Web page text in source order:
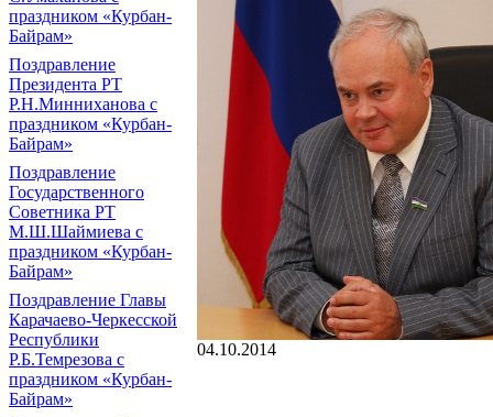
праздником «Курбан-
Байрам»
Поздравление
Президента РТ
Р.Н.Минниханова с
праздником «Курбан-
Байрам»
Поздравление
Государственного
Советника РТ
М.Ш.Шаймиева с
праздником «Курбан-
Байрам»
Поздравление Главы
Карачаево-Черкесской
Республики
Р.Б.Темрезова с
праздником «Курбан-
Байрам»
04.10.2014